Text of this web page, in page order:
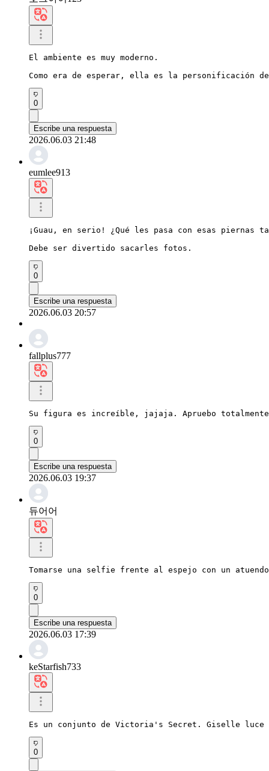
El ambiente es muy moderno.
Como era de esperar, ella es la personificación
0
Escribe una respuesta
2026.06.03 21:48
eumlee913
¡Guau, en serio! ¿Qué les pasa con esas piernas
Debe ser divertido sacarles fotos.
0
Escribe una respuesta
2026.06.03 20:57
fallplus777
Su figura es increíble, jajaja. Apruebo
0
Escribe una respuesta
2026.06.03 19:37
듀어어
Tomarse una selfie frente al espejo con un
0
Escribe una respuesta
2026.06.03 17:39
keStarfish733
Es un conjunto de Victoria's Secret. Giselle luce
0